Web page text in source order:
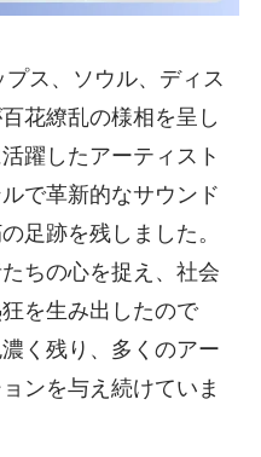
ス、ソウル、ディス
花繚乱の様相を呈し
躍したアーティスト
で革新的なサウンド
足跡を残しました。
ちの心を捉え、社会
を生み出したので
く残り、多くのアー
ンを与え続けていま